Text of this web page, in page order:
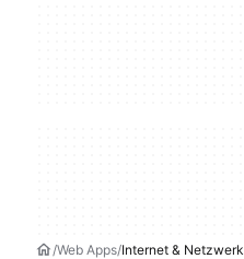
Web Apps Internet & Netzwerk